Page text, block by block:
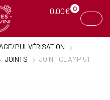
0,00€ 0
PULVÉRISATION
JOINTS
JOINT CLAMP 51